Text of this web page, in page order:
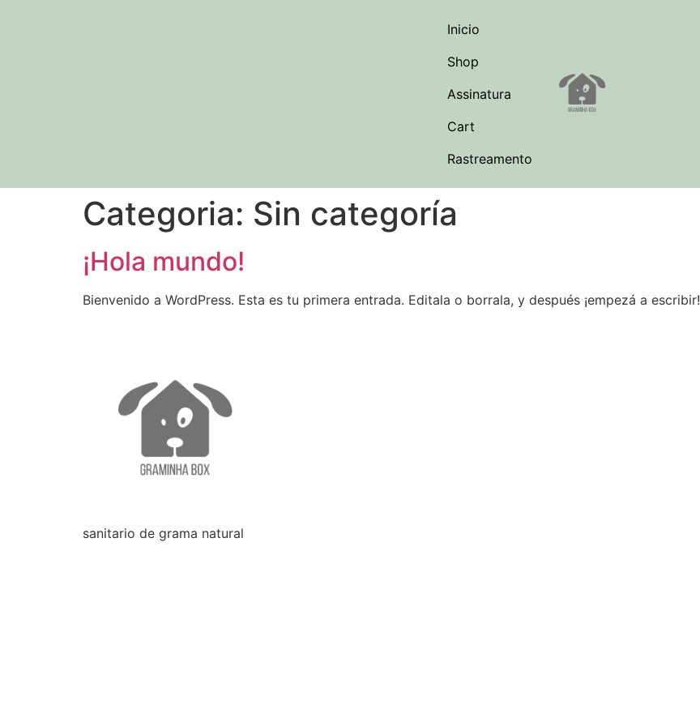
Inicio
Shop
Assinatura
Cart
Rastreamento
Categoria: Sin categoría
¡Hola mundo!
Bienvenido a WordPress. Esta es tu primera entrada. Editala o borrala, y después ¡empezá a escribir!
sanitario de grama natural